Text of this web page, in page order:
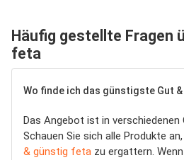
Häufig gestellte Fragen
feta
Wo finde ich das günstigste Gut
Das Angebot ist in
Schauen Sie sich alle Produkte
& günstig feta zu ergattern.